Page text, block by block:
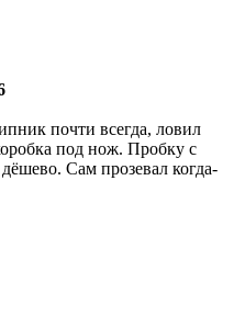
почти всегда, ловил
под нож. Пробку с
Сам прозевал когда-